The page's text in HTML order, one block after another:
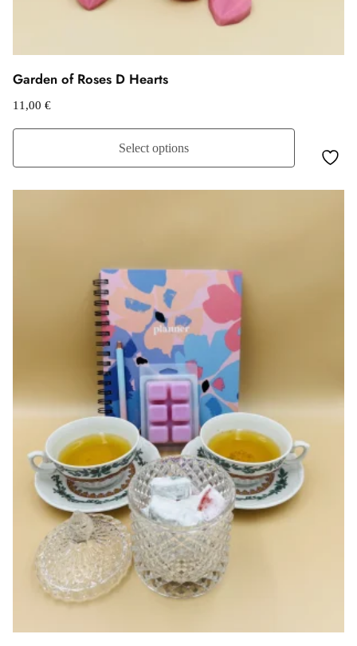
Garden of Roses D Hearts
11,00 €
Select options